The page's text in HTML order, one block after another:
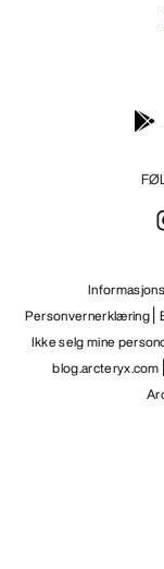
Personvernerklæring
Ikke selg mine
blog.arcteryx.com